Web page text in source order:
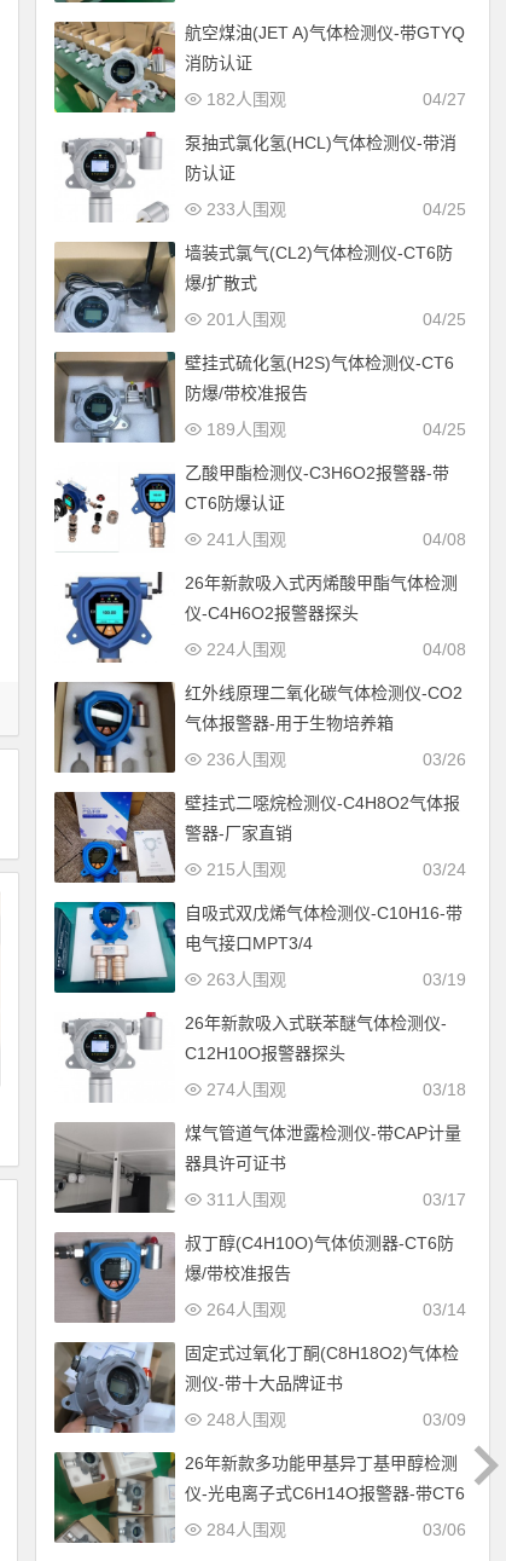
航空煤油(JET A)气体检测仪-带GTYQ
消防认证
04/27
182人围观
泵抽式氯化氢(HCL)气体检测仪-带消
防认证
04/25
233人围观
墙装式氯气(CL2)气体检测仪-CT6防
爆/扩散式
04/25
201人围观
壁挂式硫化氢(H2S)气体检测仪-CT6
防爆/带校准报告
04/25
189人围观
乙酸甲酯检测仪-C3H6O2报警器-带
CT6防爆认证
04/08
241人围观
26年新款吸入式丙烯酸甲酯气体检测
仪-C4H6O2报警器探头
04/08
224人围观
红外线原理二氧化碳气体检测仪-CO2
气体报警器-用于生物培养箱
03/26
236人围观
壁挂式二噁烷检测仪-C4H8O2气体报
警器-厂家直销
03/24
215人围观
自吸式双戊烯气体检测仪-C10H16-带
电气接口MPT3/4
03/19
263人围观
26年新款吸入式联苯醚气体检测仪-
C12H10O报警器探头
03/18
274人围观
煤气管道气体泄露检测仪-带CAP计量
器具许可证书
03/17
311人围观
叔丁醇(C4H10O)气体侦测器-CT6防
爆/带校准报告
03/14
264人围观
固定式过氧化丁酮(C8H18O2)气体检
测仪-带十大品牌证书
03/09
248人围观
26年新款多功能甲基异丁基甲醇检测
仪-光电离子式C6H14O报警器-带CT6
防爆设计
03/06
284人围观